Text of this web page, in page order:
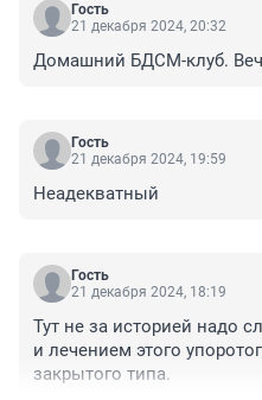
Гость
21 декабря 2024, 20:32
Домашний БДСМ-клуб.
Гость
21 декабря 2024, 19:59
Неадекватный
Гость
21 декабря 2024, 18:19
Тут не за историей надо
и лечением этого
закрытого типа.